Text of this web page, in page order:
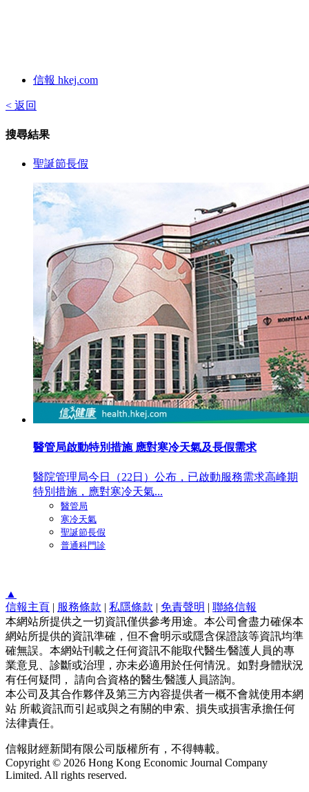
信報 hkej.com
< 返回
搜尋結果
聖誕節長假
醫管局啟動特別措施 應對寒冷天氣及長假需求
醫院管理局今日（22日）公布，已啟動服務需求高峰期
特別措施，應對寒冷天氣...
醫管局
寒冷天氣
聖誕節長假
普通科門診
▲
信報主頁 | 服務條款 | 私隱條款 | 免責聲明 | 聯絡信報
本網站所提供之一切資訊僅供參考用途。本公司會盡力確保本
網站所提供的資訊準確，但不會明示或隱含保證該等資訊均準
確無誤。本網站刊載之任何資訊不能取代醫生∕醫護人員的專
業意見、診斷或治理，亦未必適用於任何情況。如對身體狀況
有任何疑問， 請向合資格的醫生∕醫護人員諮詢。
本公司及其合作夥伴及第三方內容提供者一概不會就使用本網
站 所載資訊而引起或與之有關的申索、損失或損害承擔任何
法律責任。
信報財經新聞有限公司版權所有，不得轉載。
Copyright © 2026 Hong Kong Economic Journal Company
Limited. All rights reserved.